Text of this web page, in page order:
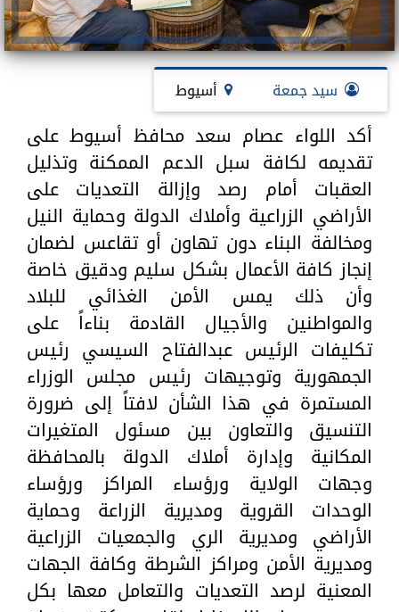
سيد جمعة أسيوط
أكد اللواء عصام سعد محافظ أسيوط على
تقديمه لكافة سبل الدعم الممكنة وتذليل
العقبات أمام رصد وإزالة التعديات على
الأراضي الزراعية وأملاك الدولة وحماية النيل
ومخالفة البناء دون تهاون أو تقاعس لضمان
إنجاز كافة الأعمال بشكل سليم ودقيق خاصة
وأن ذلك يمس الأمن الغذائي للبلاد
والمواطنين والأجيال القادمة بناءاً على
تكليفات الرئيس عبدالفتاح السيسي رئيس
الجمهورية وتوجيهات رئيس مجلس الوزراء
المستمرة في هذا الشأن لافتاً إلى ضرورة
التنسيق والتعاون بين مسئول المتغيرات
المكانية وإدارة أملاك الدولة بالمحافظة
وجهات الولاية ورؤساء المراكز ورؤساء
الوحدات القروية ومديرية الزراعة وحماية
الأراضي ومديرية الري والجمعيات الزراعية
ومديرية الأمن ومراكز الشرطة وكافة الجهات
المعنية لرصد التعديات والتعامل معها بكل